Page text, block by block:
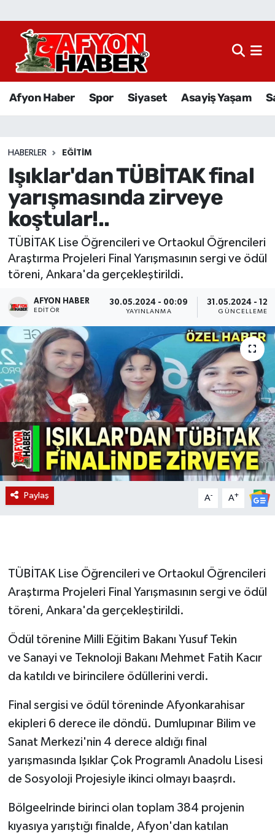
Afyon Haber Spor Siyaset Asayiş Yaşam
HABERLER EĞITIM
Işıklar'dan TÜBİTAK final
yarışmasında zirveye
koştular!..
TÜBİTAK Lise Öğrencileri ve Ortaokul Öğrencileri
Araştırma Projeleri Final Yarışmasının sergi ve ödül
töreni, Ankara'da gerçekleştirildi.
AFYON HABER
EDITÖR
30.05.2024 - 00:09
YAYINLANMA
31.05.2024 -
GÜNCELLEME
Paylaş A- A+
TÜBİTAK Lise Öğrencileri ve Ortaokul Öğrencileri
Araştırma Projeleri Final Yarışmasının sergi ve ödül
töreni, Ankara'da gerçekleştirildi.
Ödül törenine Milli Eğitim Bakanı Yusuf Tekin
ve Sanayi ve Teknoloji Bakanı Mehmet Fatih Kacır
da katıldı ve birincilere ödüllerini verdi.
Final sergisi ve ödül töreninde Afyonkarahisar
ekipleri 6 derece ile döndü. Dumlupınar Bilim ve
Sanat Merkezi'nin 4 derece aldığı final
yarışmasında Işıklar Çok Programlı Anadolu Lisesi
de Sosyoloji Projesiyle ikinci olmayı baaşrdı.
Bölgeelrinde birinci olan toplam 384 projenin
kıyasıya yarıştığı finalde, Afyon'dan katılan
Afyon Haber
Sağlık
Eğitim
Sivil Toplum
Ekonomi
Magazin
Etkinlikler